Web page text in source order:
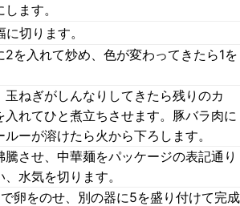
ます。
切ります。
2を入れて炒め、色が変わってきたら1を
玉ねぎがしんなりしてきたら残りのカ
入れてひと煮立ちさせます。豚バラ肉に
ーが溶けたら火から下ろします。
騰させ、中華麺をパッケージの表記通り
水気を切ります。
卵をのせ、別の器に5を盛り付けて完成